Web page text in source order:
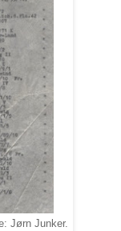
Jørn Junker.